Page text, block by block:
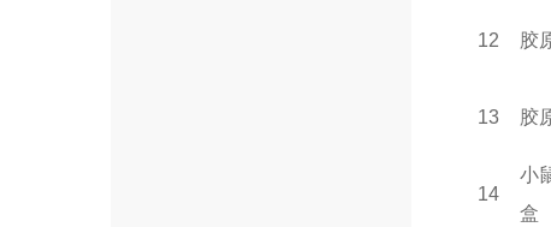
12 胶
13 胶
14
小
盒